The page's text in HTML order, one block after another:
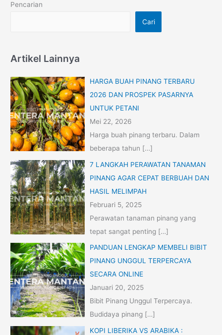
Pencarian
Cari
Artikel Lainnya
HARGA BUAH PINANG TERBARU
2026 DAN PROSPEK PASARNYA
UNTUK PETANI
Mei 22, 2026
Harga buah pinang terbaru. Dalam
beberapa tahun […]
7 LANGKAH PERAWATAN TANAMAN
PINANG AGAR CEPAT BERBUAH DAN
HASIL MELIMPAH
Februari 5, 2025
Perawatan tanaman pinang yang
tepat sangat penting […]
PANDUAN LENGKAP MEMBELI BIBIT
PINANG UNGGUL TERPERCAYA
SECARA ONLINE
Januari 20, 2025
Bibit Pinang Unggul Terpercaya.
Budidaya pinang […]
KOPI LIBERIKA VS ARABIKA :